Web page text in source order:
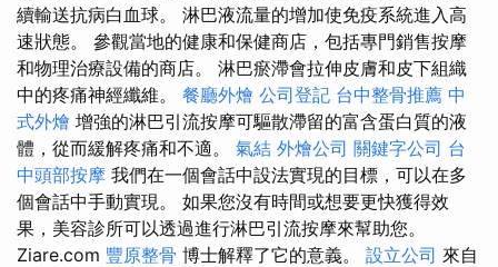
續輸送抗病白血球。 淋巴液流量的增加使免疫系統進入高
速狀態。 參觀當地的健康和保健商店，包括專門銷售按摩
和物理治療設備的商店。 淋巴瘀滯會拉伸皮膚和皮下組織
中的疼痛神經纖維。 餐廳外燴 公司登記 台中整骨推薦 中
式外燴 增強的淋巴引流按摩可驅散滯留的富含蛋白質的液
體，從而緩解疼痛和不適。 氣結 外燴公司 關鍵字公司 台
中頭部按摩 我們在一個會話中設法實現的目標，可以在多
個會話中手動實現。 如果您沒有時間或想要更快獲得效
果，美容診所可以透過進行淋巴引流按摩來幫助您。
Ziare.com 豐原整骨 博士解釋了它的意義。 設立公司 來自